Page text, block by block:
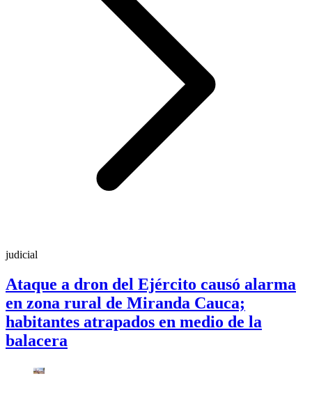
judicial
Ataque a dron del Ejército causó alarma
en zona rural de Miranda Cauca;
habitantes atrapados en medio de la
balacera